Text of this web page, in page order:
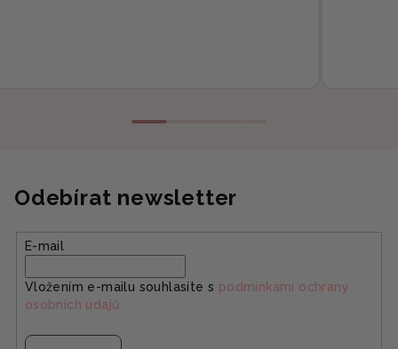
Odebírat newsletter
E-mail
Vložením e-mailu souhlasíte s podmínkami ochrany
osobních údajů